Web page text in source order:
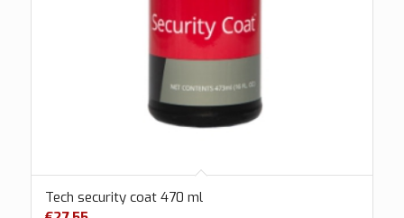
Tech security coat 470 ml